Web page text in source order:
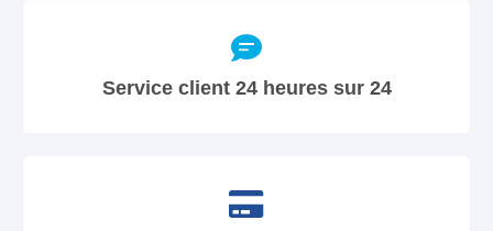
Service client 24 heures sur 24